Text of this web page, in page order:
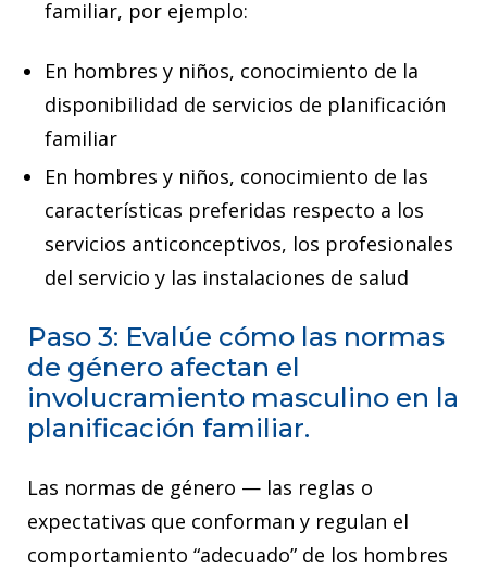
familiar, por ejemplo:
En hombres y niños, conocimiento de la
disponibilidad de servicios de planificación
familiar
En hombres y niños, conocimiento de las
características preferidas respecto a los
servicios anticonceptivos, los profesionales
del servicio y las instalaciones de salud
Paso 3: Evalúe cómo las normas
de género afectan el
involucramiento masculino en la
planificación familiar.
Las normas de género — las reglas o
expectativas que conforman y regulan el
comportamiento “adecuado” de los hombres